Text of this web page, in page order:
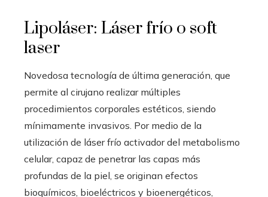
Lipoláser: Láser frío o soft
laser
Novedosa tecnología de última generación, que
permite al cirujano realizar múltiples
procedimientos corporales estéticos, siendo
mínimamente invasivos. Por medio de la
utilización de láser frío activador del metabolismo
celular, capaz de penetrar las capas más
profundas de la piel, se originan efectos
bioquímicos, bioeléctricos y bioenergéticos,